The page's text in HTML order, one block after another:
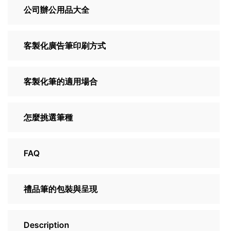
公司辦公用品大全
客製化廣告筆印刷方式
客製化筆的適用場合
怎麼挑選筆種
FAQ
禮品筆的包裝與呈現
Description